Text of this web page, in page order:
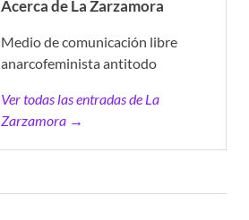
Acerca de La Zarzamora
Medio de comunicación libre
anarcofeminista antitodo
Ver todas las entradas de La
Zarzamora →